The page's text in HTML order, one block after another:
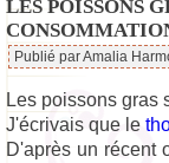
LES POISSONS
Publié par Amalia
Les poissons gras
J'écrivais que le
D'après un récent